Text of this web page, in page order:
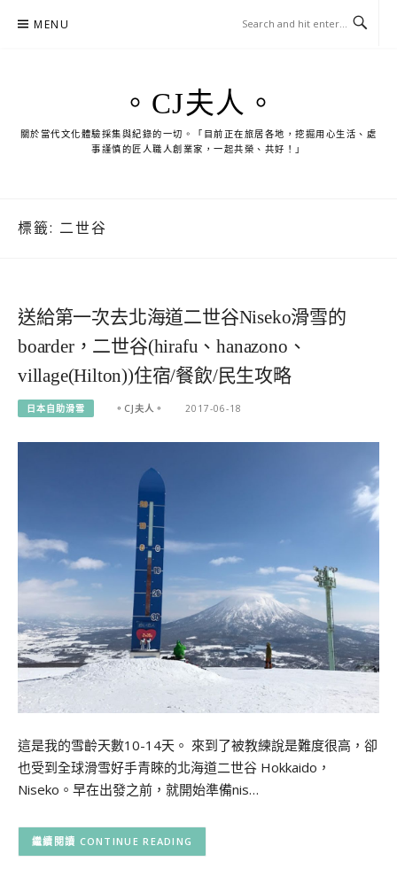
MENU
。CJ夫人。
關於當代文化體驗採集與紀錄的一切。「目前正在旅居各地，挖掘用心生活、處
事謹慎的匠人職人創業家，一起共榮、共好！」
標籤: 二世谷
送給第一次去北海道二世谷Niseko滑雪的
boarder，二世谷(hirafu、hanazono、
village(Hilton))住宿/餐飲/民生攻略
日本自助滑雪 。CJ夫人。 2017-06-18
這是我的雪齡天數10-14天。 來到了被教練說是難度很高，卻
也受到全球滑雪好手青睞的北海道二世谷 Hokkaido，
Niseko。早在出發之前，就開始準備nis…
CONTINUE READING